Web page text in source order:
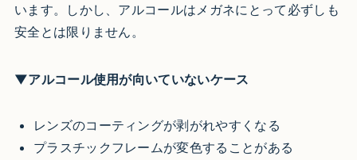
います。しかし、アルコールはメガネにとって必ずしも
安全とは限りません。
▼アルコール使用が向いていないケース
レンズのコーティングが剥がれやすくなる
プラスチックフレームが変色することがある